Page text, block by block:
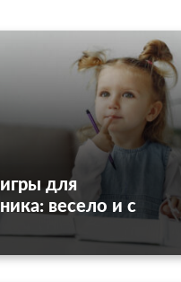
для
весело и с